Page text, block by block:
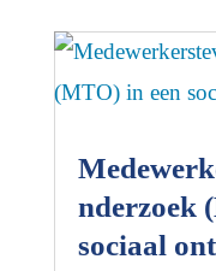
nderzoek
sociaal